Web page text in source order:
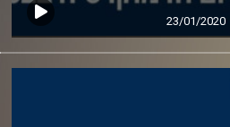
23/01/2020